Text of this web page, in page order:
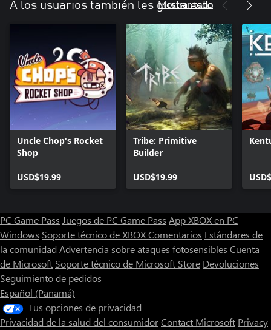
A los usuarios también les gusta esto
Mostrar todo
Uncle Chop's Rocket
Shop
USD$19.99
Tribe: Primitive
Builder
USD$19.99
PC Game Pass Juegos de PC Game Pass App XBOX en PC
Windows Soporte técnico de XBOXComentarios Estándares de
la comunidad Advertencia sobre ataques fotosensibles Cuenta
de Microsoft Soporte técnico de Microsoft Store Devoluciones
Seguimiento de pedidos
Español (Panamá)
Tus opciones de privacidad
Privacidad de la salud del consumidorContact Microsoft Privacy